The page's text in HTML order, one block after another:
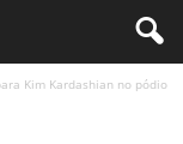
Kim Kardashian no pódio